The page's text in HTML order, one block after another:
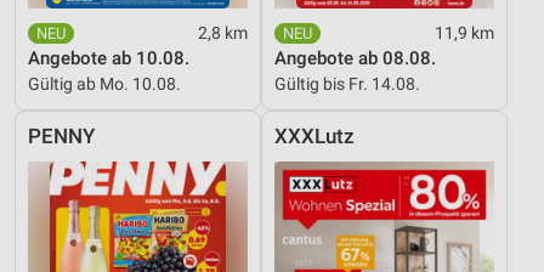
2,8 km
Angebote ab 10.08.
Gültig ab Mo. 10.08.
11,9 km
Angebote ab 08.08.
Gültig bis Fr. 14.08.
PENNY XXXLutz